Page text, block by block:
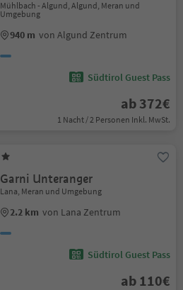
Mühlbach - Algund, Algund, Meran und
Umgebung
940 m von Algund Zentrum
Südtirol Guest Pass
ab 372€
1 Nacht / 2 Personen Inkl. MwSt.
Garni Unteranger
Lana, Meran und Umgebung
2.2 km von Lana Zentrum
Südtirol Guest Pass
ab 110€